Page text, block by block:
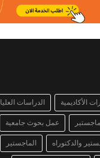
الأكاديمية الدراسات العليا
عمل بحوث جامعية
والدكتوراه الماجستير